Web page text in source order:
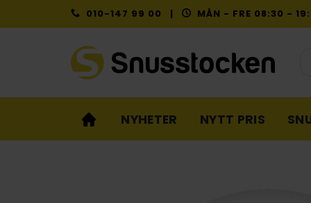
to
010-147 99 00 | MÅN - FRE 08:30 -
NYHETER NYTT PRIS